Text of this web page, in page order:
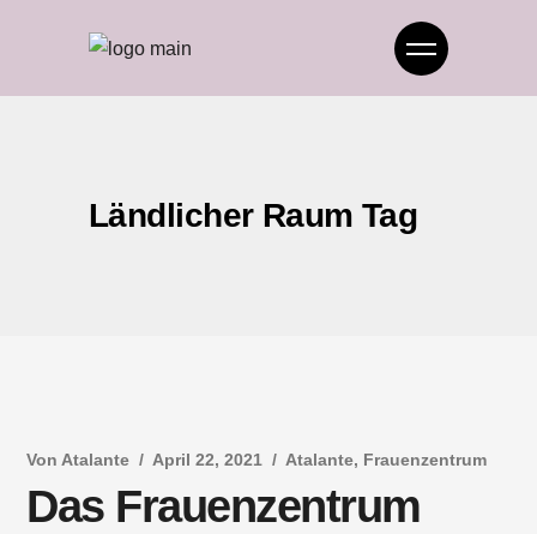
Ländlicher Raum Tag
Von Atalante April 22, 2021 Atalante, Frauenzentrum
Das Frauenzentrum